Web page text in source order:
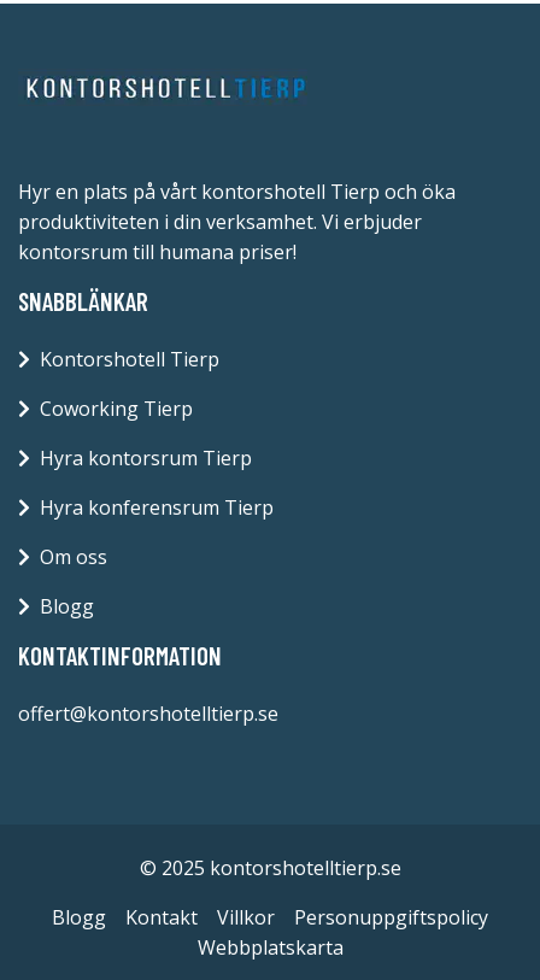
Hyr en plats på vårt kontorshotell Tierp och öka
produktiviteten i din verksamhet. Vi erbjuder
kontorsrum till humana priser!
SNABBLÄNKAR
Kontorshotell Tierp
Coworking Tierp
Hyra kontorsrum Tierp
Hyra konferensrum Tierp
Om oss
Blogg
KONTAKTINFORMATION
offert@kontorshotelltierp.se
© 2025 kontorshotelltierp.se
Blogg
Kontakt Villkor
Personuppgiftspolicy
Webbplatskarta